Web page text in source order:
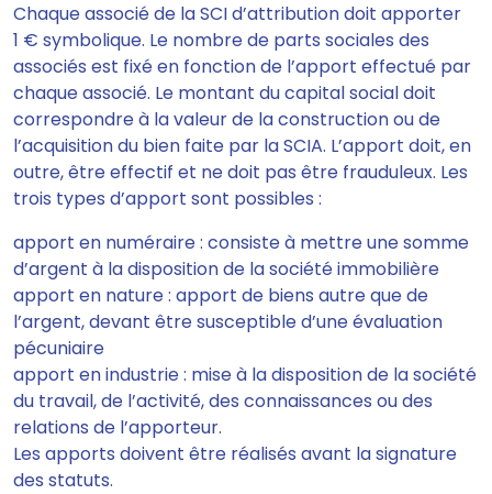
Chaque associé de la SCI d’attribution doit apporter
1 € symbolique. Le nombre de parts sociales des
associés est fixé en fonction de l’apport effectué par
chaque associé. Le montant du capital social doit
correspondre à la valeur de la construction ou de
l’acquisition du bien faite par la SCIA. L’apport doit, en
outre, être effectif et ne doit pas être frauduleux. Les
trois types d’apport sont possibles :
apport en numéraire : consiste à mettre une somme
d’argent à la disposition de la société immobilière
apport en nature : apport de biens autre que de
l’argent, devant être susceptible d’une évaluation
pécuniaire
apport en industrie : mise à la disposition de la société
du travail, de l’activité, des connaissances ou des
relations de l’apporteur.
Les apports doivent être réalisés avant la signature
des statuts.